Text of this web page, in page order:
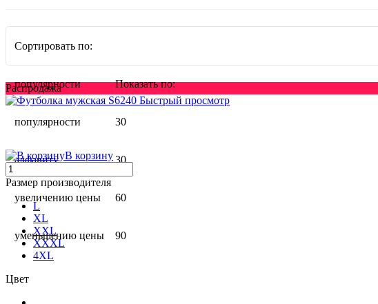
Сортировать по:
популярности
популярности
алфавиту
увеличению цены
уменьшению цены
Показать по:
30
30
60
90
Распродажа
Быстрый просмотр
В корзину
Размер производителя
L
XL
XXL
XXXL
4XL
Цвет